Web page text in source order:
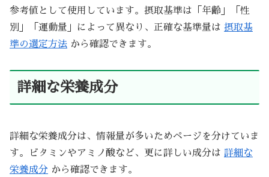
参考値として使用しています。摂取基準は「年齢」「性
別」「運動量」によって異なり、正確な基準量は 摂取基
準の選定方法 から確認できます。
詳細な栄養成分
詳細な栄養成分は、情報量が多いためページを分けていま
す。ビタミンやアミノ酸など、更に詳しい成分は 詳細な
栄養成分 から確認できます。